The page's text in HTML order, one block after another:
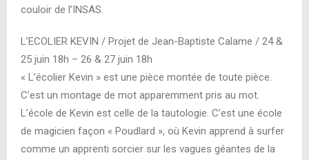
couloir de l’INSAS.
L’ECOLIER KEVIN / Projet de Jean-Baptiste Calame / 24 &
25 juin 18h – 26 & 27 juin 18h
« L’écolier Kevin » est une pièce montée de toute pièce.
C’est un montage de mot apparemment pris au mot.
L’école de Kevin est celle de la tautologie. C’est une école
de magicien façon « Poudlard », où Kevin apprend à surfer
comme un apprenti sorcier sur les vagues géantes de la